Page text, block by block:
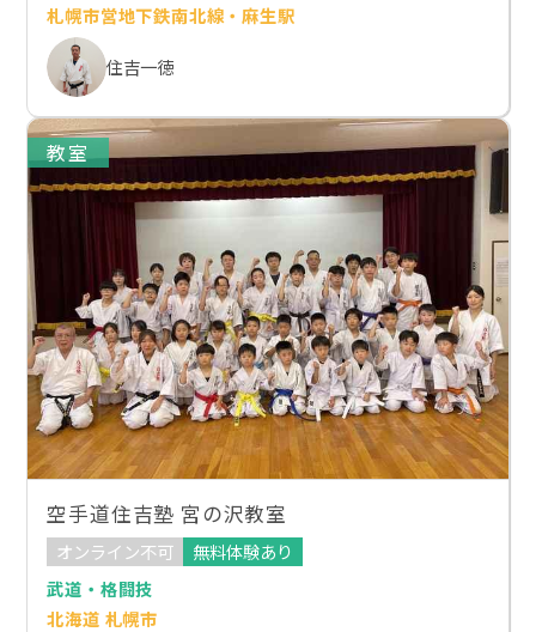
札幌市営地下鉄南北線・麻生駅
住吉一徳
教室
空手道住吉塾 宮の沢教室
オンライン不可
無料体験あり
武道・格闘技
北海道 札幌市